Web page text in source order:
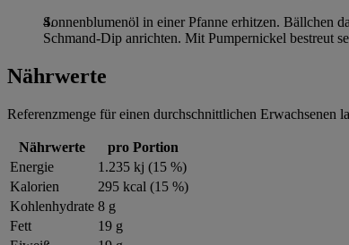
Sonnenblumenöl in einer Pfanne erhitzen. Bällchen
Schmand-Dip anrichten. Mit Pumpernickel bestreut
Nährwerte
Referenzmenge für einen durchschnittlichen Erwachsenen
Nährwerte
pro Portion
Energie
1.235 kj (15 %)
Kalorien
295 kcal (15 %)
Kohlenhydrate 8 g
Fett
19 g